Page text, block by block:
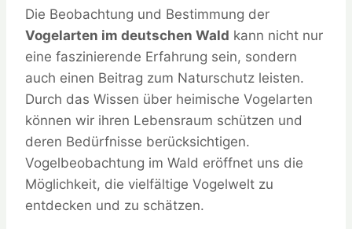
Die Beobachtung und Bestimmung der
Vogelarten im deutschen Wald kann nicht nur
eine faszinierende Erfahrung sein, sondern
auch einen Beitrag zum Naturschutz leisten.
Durch das Wissen über heimische Vogelarten
können wir ihren Lebensraum schützen und
deren Bedürfnisse berücksichtigen.
Vogelbeobachtung im Wald eröffnet uns die
Möglichkeit, die vielfältige Vogelwelt zu
entdecken und zu schätzen.